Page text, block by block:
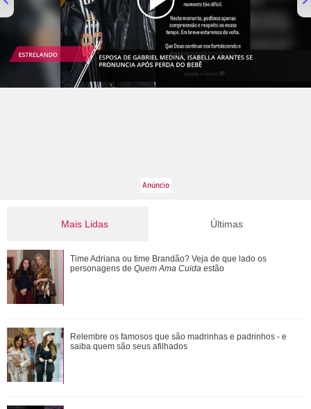
00:00 /01:00
Mais Lidas
Ronei e Cinara desconfiam da ligação de Zilá com
Verônica. Saiba o que vai acontecer em ...
Ele cresceu! Veja evolução de Marcelo Sangalo, filho de
Ivete Sangalo e Daniel Cady
Últimas
Time Adriana ou time Brandão? Veja de que lado os
personagens de Quem Ama Cuida estão
Relembre os famosos que são madrinhas e padrinhos - e
saiba quem são seus afilhados